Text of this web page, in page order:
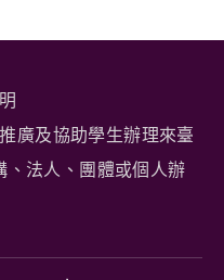
廣及協助學生辦理來臺
、法人、團體或個人辦